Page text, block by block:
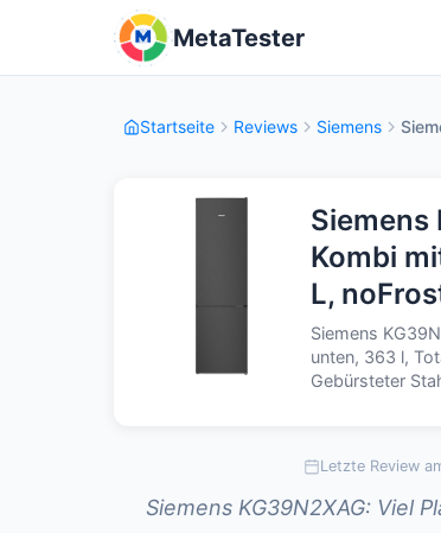
MetaTester
Startseite Reviews Siemens
Siemens
Kombi
L,
Siemens
unten, 363 l,
Gebürsteter
Letzte Review
Siemens KG39N2XAG: Viel